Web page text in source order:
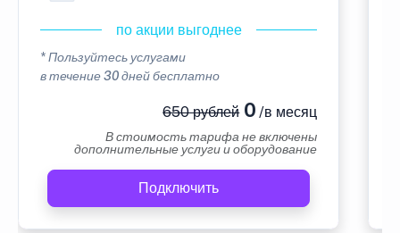
по акции выгоднее
* Пользуйтесь услугами
в течение 30 дней бесплатно
650 рублей0 /в месяц
В стоимость тарифа не включены
дополнительные услуги и оборудование
Подключить